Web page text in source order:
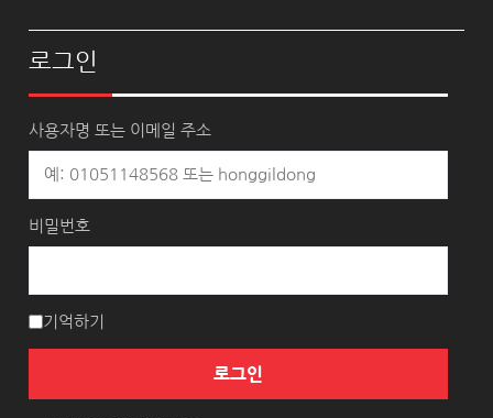
로그인
사용자명 또는 이메일 주소
비밀번호
기억하기
로그인